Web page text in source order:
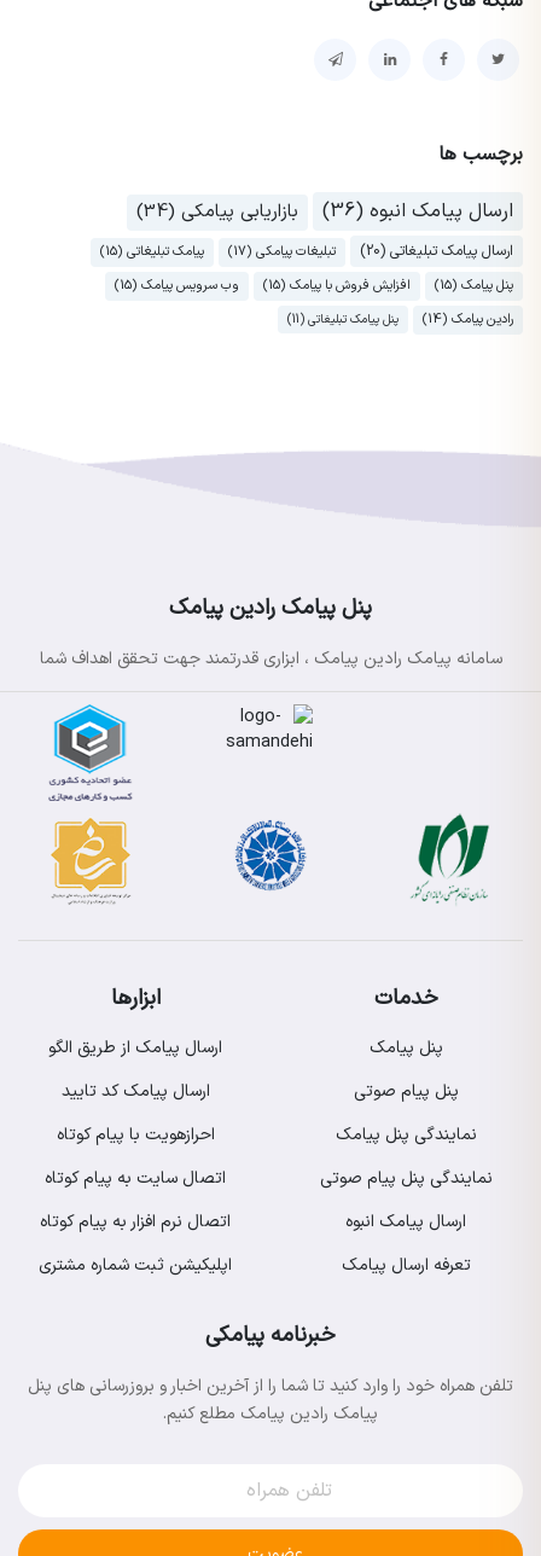
برچسب ها
ارسال پیامک انبوه (36)
بازاریابی پیامکی (34)
ارسال پیامک تبلیغاتی (20) تبلیغات پیامکی (17)
پیامک تبلیغاتی (15)
پنل پیامک (15)
افزایش فروش با پیامک (15)
وب سرویس پیامک (15)
رادین پیامک (14)
پنل پیامک تبلیغاتی (11)
پنل پیامک رادین پیامک
سامانه پیامک رادین پیامک ، ابزاری قدرتمند جهت تحقق اهداف شما
خدمات
پنل پیامک
پنل پیام صوتی
نمایندگی پنل پیامک
نمایندگی پنل پیام صوتی
ارسال پیامک انبوه
تعرفه ارسال پیامک
ابزارها
ارسال پیامک از طریق الگو
ارسال پیامک کد تایید
احرازهویت با پیام کوتاه
اتصال سایت به پیام کوتاه
اتصال نرم افزار به پیام کوتاه
اپلیکیشن ثبت شماره مشتری
خبرنامه پیامکی
تلفن همراه خود را وارد کنید تا شما را از آخرین اخبار و بروزرسانی های پنل
پیامک رادین پیامک مطلع کنیم.